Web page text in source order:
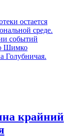
остается
среде.
событий
Шимко
Голубничая.
крайний